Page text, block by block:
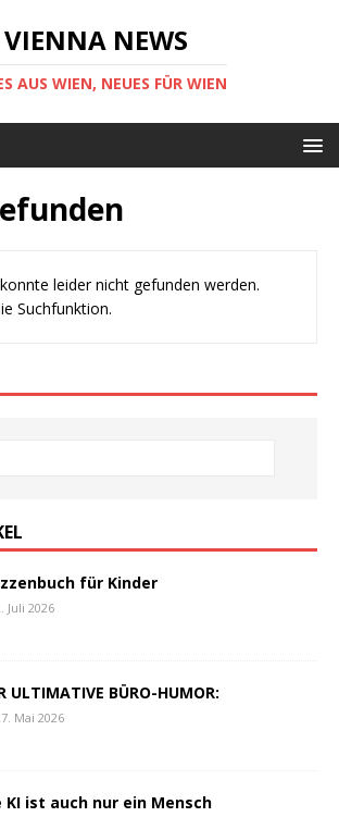
VIENNA NEWS
AUS WIEN, NEUES FÜR WIEN
leider nicht gefunden werden.
Suchfunktion.
für Kinder
Juli 2026
ULTIMATIVE BÜRO-HUMOR:
Mai 2026
KI ist auch nur ein Mensch